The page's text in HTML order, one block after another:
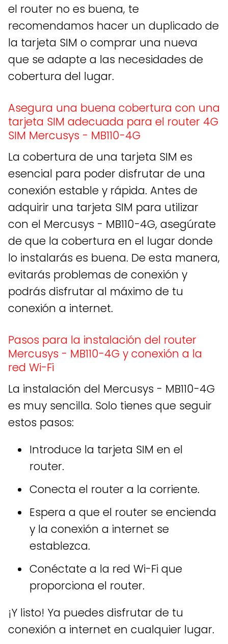
el router no es buena, te
recomendamos hacer un duplicado de
la tarjeta SIM o comprar una nueva
que se adapte a las necesidades de
cobertura del lugar.
Asegura una buena cobertura con una
tarjeta SIM adecuada para el router 4G
SIM Mercusys - MB110-4G
La cobertura de una tarjeta SIM es
esencial para poder disfrutar de una
conexión estable y rápida. Antes de
adquirir una tarjeta SIM para utilizar
con el Mercusys - MB110-4G, asegúrate
de que la cobertura en el lugar donde
lo instalarás es buena. De esta manera,
evitarás problemas de conexión y
podrás disfrutar al máximo de tu
conexión a internet.
Pasos para la instalación del router
Mercusys - MB110-4G y conexión a la
red Wi-Fi
La instalación del Mercusys - MB110-4G
es muy sencilla. Solo tienes que seguir
estos pasos:
Introduce la tarjeta SIM en el
router.
Conecta el router a la corriente.
Espera a que el router se encienda
y la conexión a internet se
establezca.
Conéctate a la red Wi-Fi que
proporciona el router.
¡Y listo! Ya puedes disfrutar de tu
conexión a internet en cualquier lugar.